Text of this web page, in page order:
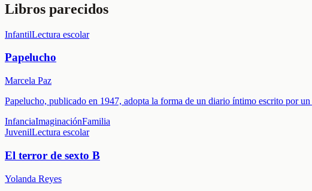
Libros parecidos
InfantilLectura escolar
Papelucho
Marcela Paz
Papelucho, publicado en 1947, adopta la forma de un diario íntimo escrito por
InfanciaImaginaciónFamilia
JuvenilLectura escolar
El terror de sexto B
Yolanda Reyes